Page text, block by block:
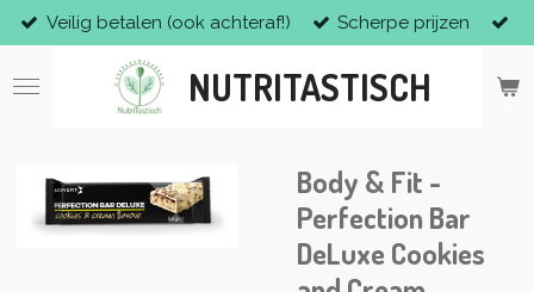
Ga
direct
naar
NUTRITASTISCH
Veilig betalen (ook achteraf!) Scherpe prijzen
Body & Fit -
Perfection Bar
DeLuxe Cookies